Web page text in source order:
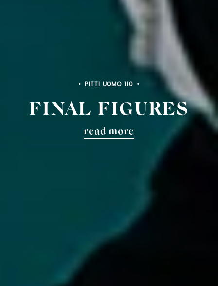
PITTI BIMBO 103
FINAL FIGURES
read more